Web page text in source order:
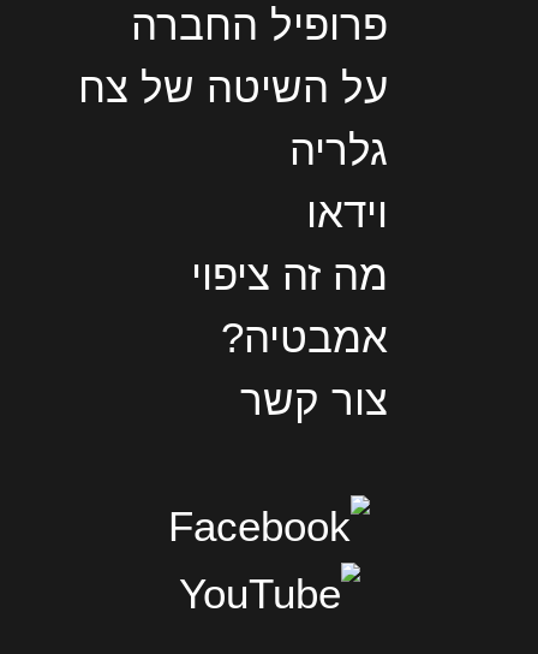
פרופיל החברה
על השיטה של צח
גלריה
וידאו
מה זה ציפוי
אמבטיה?
צור קשר